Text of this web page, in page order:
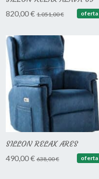
820,00 € 1.051,00 € oferta
SILLON RELAX ARES
490,00 € 638,00 € oferta